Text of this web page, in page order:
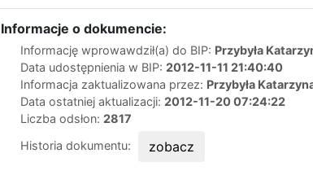
Informacje o dokumencie:
Informację wprowawdził(a) do BIP: Przybyła
Data udostępnienia w BIP: 2012-11-11 21:40:40
Informacja zaktualizowana przez: Przybyła
Data ostatniej aktualizacji: 2012-11-20 07:24:22
Liczba odsłon: 2817
Historia dokumentu:
zobacz